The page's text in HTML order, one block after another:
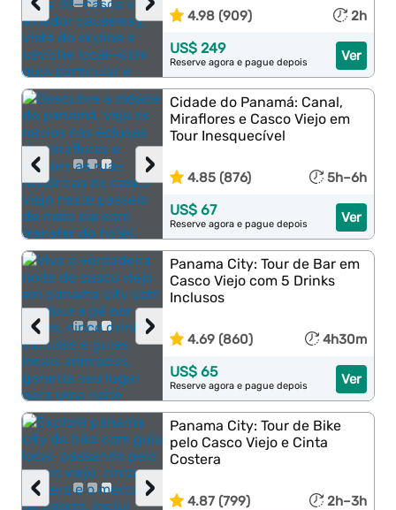
4.98 (909) 2h
Ver
US$ 249
Reserve agora e pague depois
›
‹
Cidade do Panamá: Canal,
Miraflores e Casco Viejo em
Tour Inesquecível
4.85 (876) 5h–6h
Ver
US$ 67
Reserve agora e pague depois
›
‹
Panama City: Tour de Bar em
Casco Viejo com 5 Drinks
Inclusos
4.69 (860) 4h30m
Ver
US$ 65
Reserve agora e pague depois
›
‹
Panama City: Tour de Bike
pelo Casco Viejo e Cinta
Costera
4.87 (799) 2h–3h